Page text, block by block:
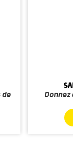
de